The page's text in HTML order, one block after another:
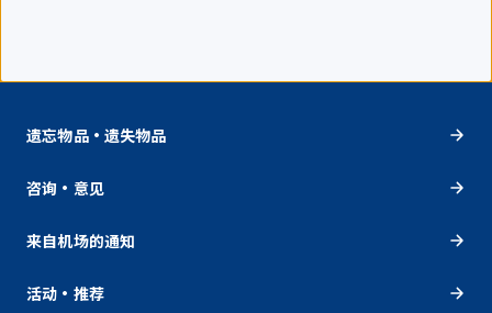
遗忘物品・遗失物品
咨询・意见
来自机场的通知
活动・推荐